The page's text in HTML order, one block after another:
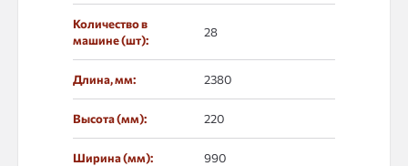
Количество в
машине (шт):
28
Длина, мм: 2380
Высота (мм): 220
Ширина (мм): 990